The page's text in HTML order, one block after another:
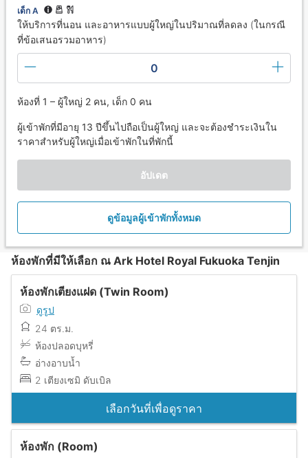
เด็ก A
ให้บริการที่นอน และอาหารแบบผู้ใหญ่ในปริมาณที่ลดลง (ในกรณี
ที่ข้อเสนอรวมอาหาร)
0
ห้องที่ 1 – ผู้ใหญ่ 2 คน, เด็ก 0 คน
ผู้เข้าพักที่มีอายุ 13 ปีขึ้นไปถือเป็นผู้ใหญ่ และจะต้องชำระเงินใน
ราคาสำหรับผู้ใหญ่เมื่อเข้าพักในที่พักนี้
อัปเดต
ดูข้อมูลผู้เข้าพักทั้งหมด
ห้องพักที่มีให้เลือก ณ Ark Hotel Royal Fukuoka Tenjin
ห้องพักเตียงแฝด (Twin Room)
ดูรูป
24 ตร.ม.
ห้องปลอดบุหรี่
อ่างอาบน้ำ
2 เตียงเซมิ ดับเบิล
เลือกวันที่เพื่อดูราคา
ห้องพัก (Room)